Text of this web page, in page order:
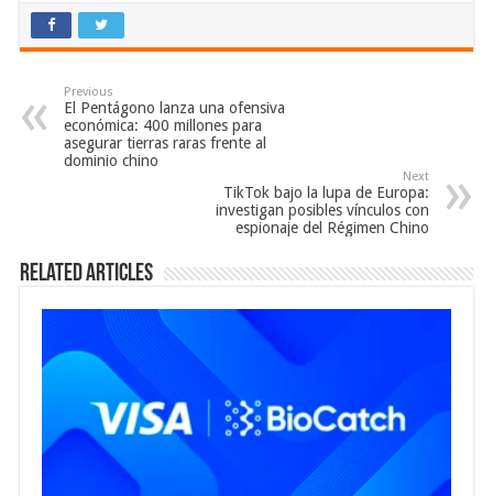
Previous
El Pentágono lanza una ofensiva
económica: 400 millones para
asegurar tierras raras frente al
dominio chino
Next
TikTok bajo la lupa de Europa:
investigan posibles vínculos con
espionaje del Régimen Chino
Related Articles